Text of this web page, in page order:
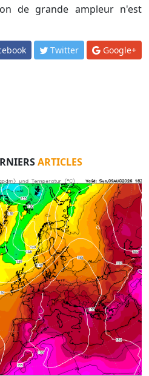
de grande ampleur n'est
Twitter Google+
ARTICLES